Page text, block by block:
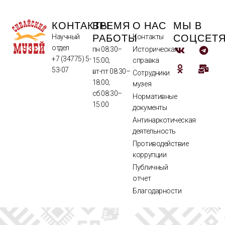
КОНТАКТЫ
Научный
отдел
+7 (34775) 5-
53-07
ВРЕМЯ
РАБОТЫ
пн 08:30–
15:00;
вт-пт 08:30–
18:00;
сб 08:30–
15:00
О НАС
Контакты
Историческая
справка
Сотрудники
музея
Нормативные
документы
Антинаркотическая
деятельность
Противодействие
коррупции
Публичный
отчет
Благодарности
МЫ В